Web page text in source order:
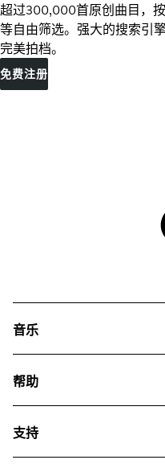
超过300,000首原创曲目，
等自由筛选。强大的搜索引
完美拍档。
免费注册
音乐
搜索
专辑
帮助
我们如何运用AI
支持